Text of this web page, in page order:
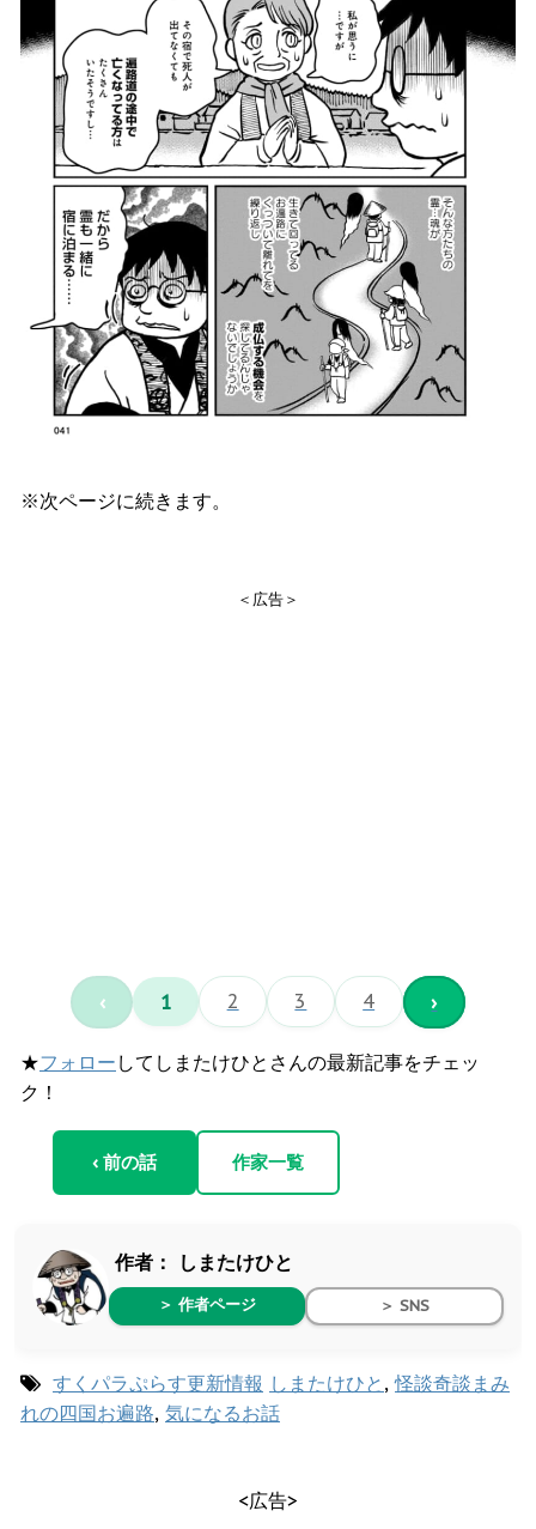
※次ページに続きます。
＜広告＞
‹ 1 2 3 4 ›
★フォロー してしまたけひとさんの最新記事をチェッ
ク！
‹ 前の話 作家一覧
作者： しまたけひと
＞ 作者ページ ＞ SNS
すくパラぷらす更新情報 しまたけひと ,怪談奇談まみ
れの四国お遍路, 気になるお話
<広告>